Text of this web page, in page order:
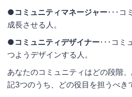
●コミュニティマネージャー･･･コ
成長させる人。
●コミュニティデザイナー･･･コミ
つようデザインする人。
あなたのコミュニティはどの段階
記3つのうち、どの役目を担うべき